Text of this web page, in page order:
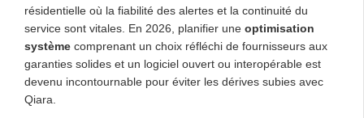
résidentielle où la fiabilité des alertes et la continuité du
service sont vitales. En 2026, planifier une optimisation
système comprenant un choix réfléchi de fournisseurs aux
garanties solides et un logiciel ouvert ou interopérable est
devenu incontournable pour éviter les dérives subies avec
Qiara.